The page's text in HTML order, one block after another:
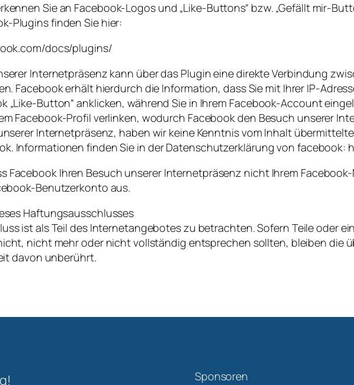
Sie an Facebook-Logos und „Like-Buttons“ bzw. „Gefällt mir-
Plugins finden Sie hier:
docs/plugins/
Internetpräsenz kann über das Plugin eine direkte Verbindung
Facebook erhält hierdurch die Information, dass Sie mit Ihrer IP-
„Like-Button“ anklicken, während Sie in Ihrem Facebook-Account
Facebook-Profil verlinken, wodurch Facebook den Besuch unserer
Internetpräsenz, haben wir keine Kenntnis vom Inhalt
Informationen finden Sie in der Datenschutzerklärung von
Facebook Ihren Besuch unserer Internetpräsenz nicht Ihrem
Benutzerkonto aus.
Haftungsausschlusses
ist als Teil des Internetangebotes zu betrachten. Sofern Teile oder
nicht mehr oder nicht vollständig entsprechen sollten, bleiben die
davon unberührt.
Sponsoren